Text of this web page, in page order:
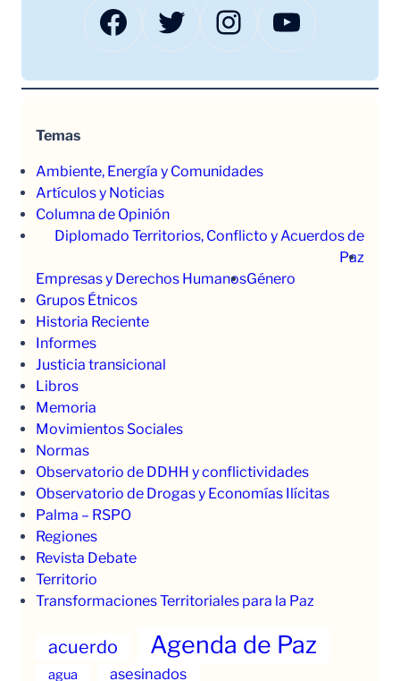
Facebook Twitter Instagram YouTube
Temas
Ambiente, Energía y Comunidades
Artículos y Noticias
Columna de Opinión
Diplomado Territorios, Conflicto y Acuerdos de
Paz
Empresas y Derechos HumanosGénero
Grupos Étnicos
Historia Reciente
Informes
Justicia transicional
Libros
Memoria
Movimientos Sociales
Normas
Observatorio de DDHH y conflictividades
Observatorio de Drogas y Economías Ilícitas
Palma – RSPO
Regiones
Revista Debate
Territorio
Transformaciones Territoriales para la Paz
acuerdo Agenda de Paz
agua asesinados